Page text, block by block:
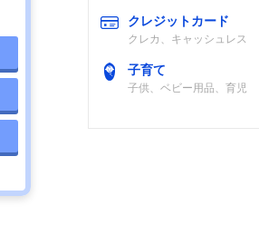
クレジットカード
クレカ、キャッシュレス
子育て
子供、ベビー用品、育児